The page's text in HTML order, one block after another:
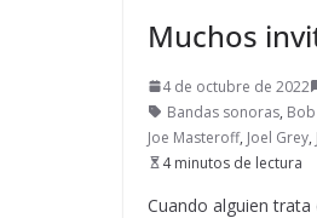
Muchos
4 de octubre de 2022
Bandas sonoras,
Joe Masteroff, Joel Grey,
4 minutos de lectura
Cuando alguien